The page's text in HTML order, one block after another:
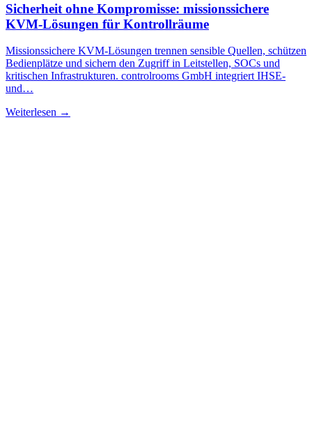
Sicherheit ohne Kompromisse: missionssichere
KVM-Lösungen für Kontrollräume
Missionssichere KVM-Lösungen trennen sensible Quellen, schützen
Bedienplätze und sichern den Zugriff in Leitstellen, SOCs und
kritischen Infrastrukturen. controlrooms GmbH integriert IHSE-
und…
Weiterlesen →